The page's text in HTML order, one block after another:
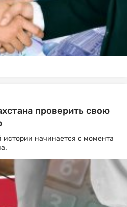
проверить свою
начинается с момента